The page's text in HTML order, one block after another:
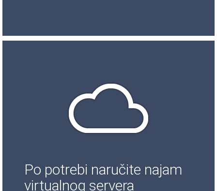
Po potrebi naručite najam
virtualnog servera